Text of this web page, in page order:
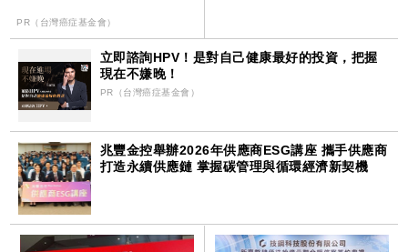
PR（台灣癌症基金會）
立即諮詢HPV！是對自己健康最好的投資，把握
現在不嫌晚！
PR（台灣癌症基金會）
兆豐金控舉辦2026年供應商ESG講座 攜手供應商
打造永續供應鏈 掌握碳管理與循環經濟新契機